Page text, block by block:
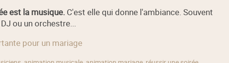
est la musique.C'est elle qui donne l'ambiance. Souvent
ou un orchestre...
pour un mariage